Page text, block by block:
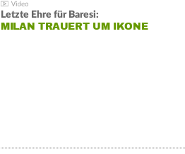
Letzte Ehre für Baresi:
MILAN TRAUERT UM IKONE